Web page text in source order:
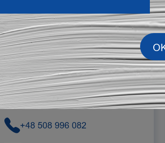
MASZ
PYTANIE?
+48 508 996 082